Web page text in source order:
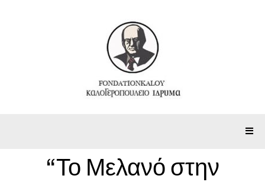
“Το Μελανό στην